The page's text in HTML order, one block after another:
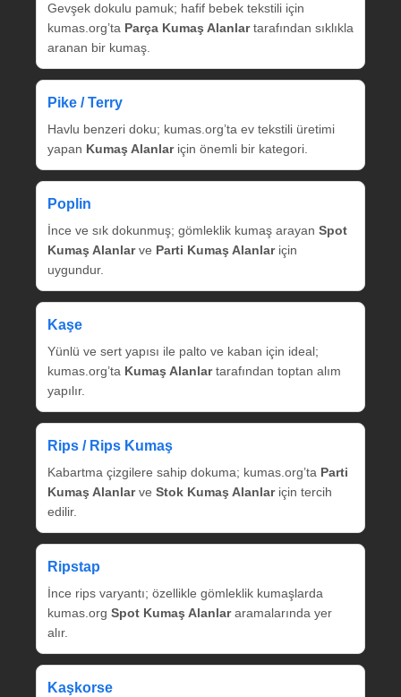
Gevşek dokulu pamuk; hafif bebek tekstili için
kumas.org’ta Parça Kumaş Alanlartarafından sıklıkla
aranan bir kumaş.
Pike / Terry
Havlu benzeri doku; kumas.org’ta ev tekstili üretimi
yapan Kumaş Alanlariçin önemli bir kategori.
Poplin
İnce ve sık dokunmuş; gömleklik kumaş arayan Spot
Kumaş Alanlarve Parti Kumaş Alanlariçin
uygundur.
Kaşe
Yünlü ve sert yapısı ile palto ve kaban için ideal;
kumas.org’ta Kumaş Alanlartarafından toptan alım
yapılır.
Rips / Rips Kumaş
Kabartma çizgilere sahip dokuma; kumas.org’ta Parti
Kumaş Alanlarve Stok Kumaş Alanlariçin tercih
edilir.
Ripstap
İnce rips varyantı; özellikle gömleklik kumaşlarda
kumas.org Spot Kumaş Alanlararamalarında yer
alır.
Kaşkorse